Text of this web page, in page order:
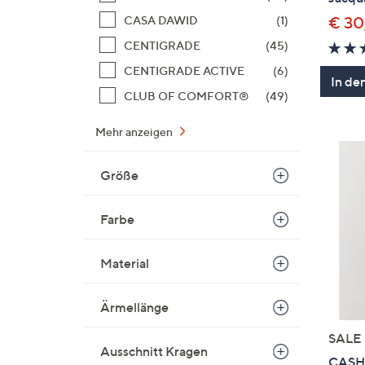
CASA DAWID
(1)
CENTIGRADE
(45)
CENTIGRADE ACTIVE
(6)
CLUB OF COMFORT®
(49)
Mehr anzeigen
Größe
Farbe
Material
Ärmellänge
Ausschnitt Kragen
€
In
SALE